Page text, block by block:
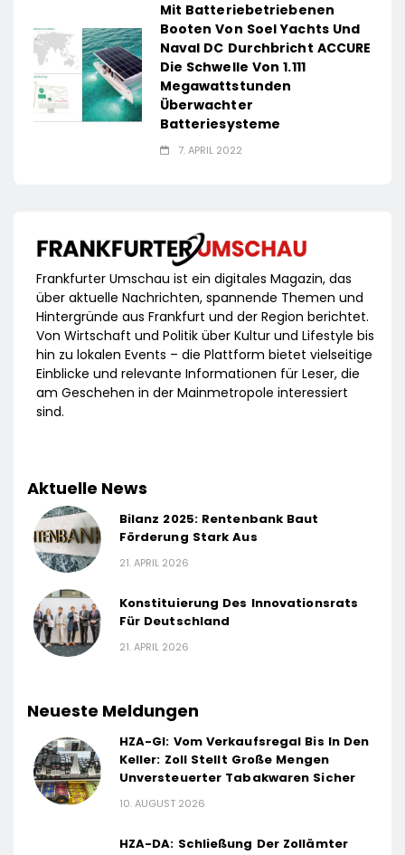
Mit Batteriebetriebenen
Booten Von Soel Yachts Und
Naval DC Durchbricht ACCURE
Die Schwelle Von 1.111
Megawattstunden
Überwachter
Batteriesysteme
7. APRIL 2022
Frankfurter Umschau ist ein digitales Magazin, das
über aktuelle Nachrichten, spannende Themen und
Hintergründe aus Frankfurt und der Region berichtet.
Von Wirtschaft und Politik über Kultur und Lifestyle bis
hin zu lokalen Events – die Plattform bietet vielseitige
Einblicke und relevante Informationen für Leser, die
am Geschehen in der Mainmetropole interessiert
sind.
Aktuelle News
Bilanz 2025: Rentenbank Baut
Förderung Stark Aus
21. APRIL 2026
Konstituierung Des Innovationsrats
Für Deutschland
21. APRIL 2026
Neueste Meldungen
HZA-GI: Vom Verkaufsregal Bis In Den
Keller: Zoll Stellt Große Mengen
Unversteuerter Tabakwaren Sicher
10. AUGUST 2026
HZA-DA: Schließung Der Zollämter